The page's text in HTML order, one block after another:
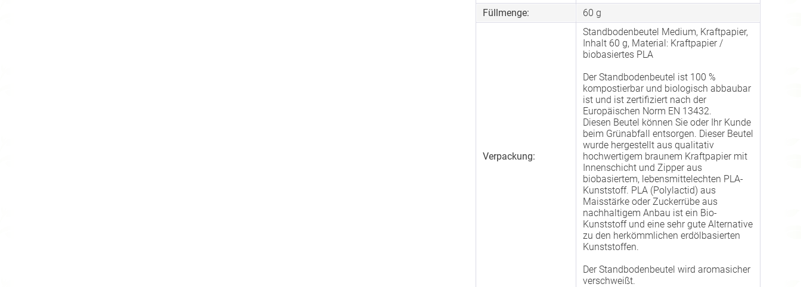
Füllmenge:
60 g
Verpackung:
Standbodenbeutel Medium, Kraftpapier,
Inhalt 60 g, Material: Kraftpapier /
biobasiertes PLA
Der Standbodenbeutel ist 100 %
kompostierbar und biologisch abbaubar
ist und ist zertifiziert nach der
Europäischen Norm EN 13432.
Diesen Beutel können Sie oder Ihr Kunde
beim Grünabfall entsorgen. Dieser Beutel
wurde hergestellt aus qualitativ
hochwertigem braunem Kraftpapier mit
Innenschicht und Zipper aus
biobasiertem, lebensmittelechten PLA-
Kunststoff. PLA (Polylactid) aus
Maisstärke oder Zuckerrübe aus
nachhaltigem Anbau ist ein Bio-
Kunststoff und eine sehr gute Alternative
zu den herkömmlichen erdölbasierten
Kunststoffen.
Der Standbodenbeutel wird aromasicher
verschweißt.